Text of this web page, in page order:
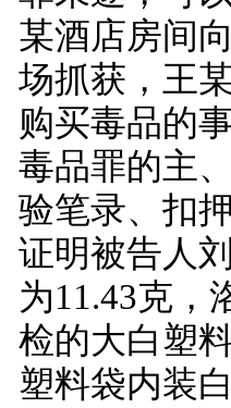
某酒店房间
场抓获，王
购买毒品的
毒品罪的主
验笔录、扣
证明被告人
为11.43克，
检的大白塑
塑料袋内装